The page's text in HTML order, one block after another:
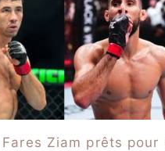
Ziam prêts pour